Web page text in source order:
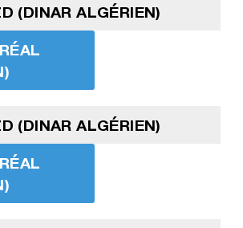
(DINAR ALGÉRIEN)
(DINAR ALGÉRIEN)